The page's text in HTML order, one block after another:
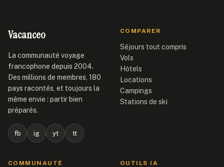
Vacanceo
La communauté voyage
francophone depuis 2004.
Des millions de membres, 180
pays racontés, et toujours la
même envie : partir bien
préparés.
fb ig yt tt
COMPARER
Séjours tout compris
Vols
Hôtels
Locations
Campings
Stations de ski
COMMUNAUTÉ OUTILS IA